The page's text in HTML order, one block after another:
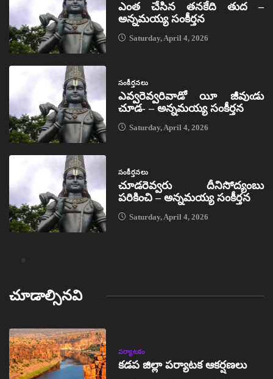
ఎంత చేసిన తనకేది తుద –
అన్నమయ్య సంకీర్తన
Saturday, April 4, 2026
సంకీర్తనలు
ఎవ్వరెవ్వరివాడో యీ జీవుఁడు
చూడ- – అన్నమయ్య సంకీర్తన
Saturday, April 4, 2026
సంకీర్తనలు
చూడరెవ్వరు దీనిసోద్యంబు
పరికించి – అన్నమయ్య సంకీర్తన
Saturday, April 4, 2026
చూడాల్సినవి
పర్యాటకం
కడప జిల్లా పర్యాటక ఆకర్షణలు